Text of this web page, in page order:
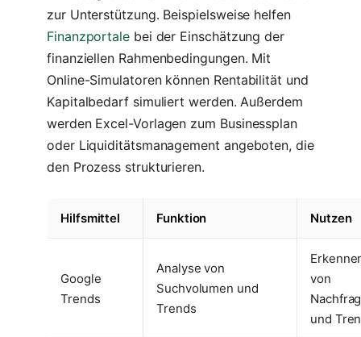
zur Unterstützung. Beispielsweise helfen
Finanzportalebei der Einschätzung der
finanziellen Rahmenbedingungen. Mit
Online-Simulatoren können Rentabilität und
Kapitalbedarf simuliert werden. Außerdem
werden Excel-Vorlagen zum Businessplan
oder Liquiditätsmanagement angeboten, die
den Prozess strukturieren.
Hilfsmittel Funktion Nutzen
Google
Trends
Analyse von
Suchvolumen und
Trends
von
und